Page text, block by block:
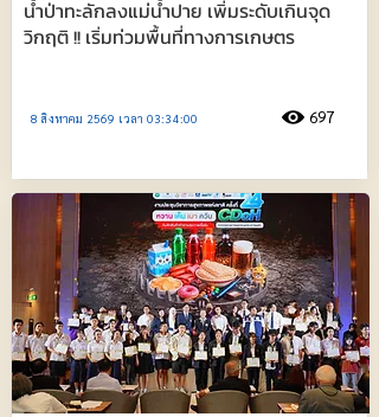
น้ำป่าทะลักลงแม่น้ำปาย เพิ่มระดับเกินจุด
วิกฤติ !! เริ่มท่วมพื้นที่ทางการเกษตร
8 สิงหาคม 2569 เวลา 03:34:00 697